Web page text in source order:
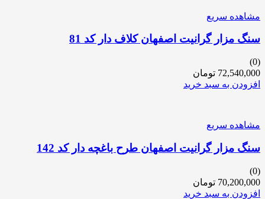
مشاهده سریع
سنگ مزار گرانیت اصفهان کلاف دار کد 81
(0)
72,540,000 تومان
افزودن به سبد خرید
مشاهده سریع
سنگ مزار گرانیت اصفهان طرح باغچه دار کد 142
(0)
70,200,000 تومان
افزودن به سبد خرید